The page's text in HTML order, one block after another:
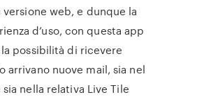
web, e dunque la
d’uso, con questa app
possibilità di ricevere
arrivano nuove mail, sia nel
nella relativa Live Tile